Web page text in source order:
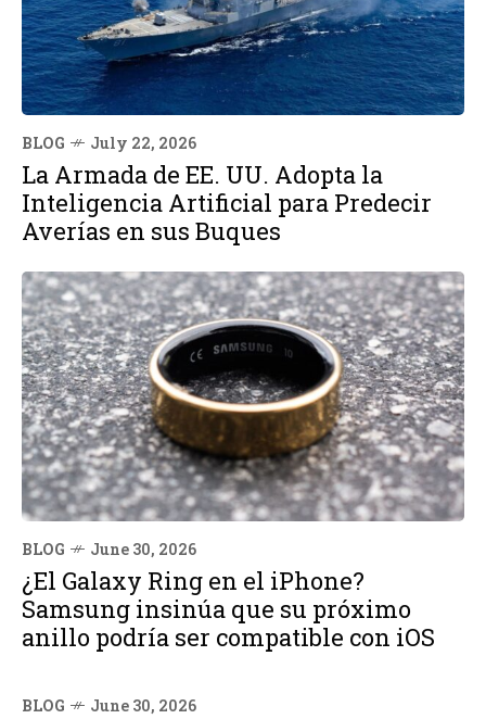
BLOG July 22, 2026
La Armada de EE. UU. Adopta la
Inteligencia Artificial para Predecir
Averías en sus Buques
BLOG June 30, 2026
¿El Galaxy Ring en el iPhone?
Samsung insinúa que su próximo
anillo podría ser compatible con iOS
BLOG June 30, 2026